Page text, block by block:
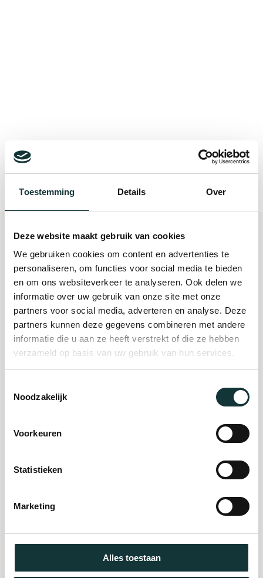
Toestemming Details Over
Deze website maakt gebruik van cookies
We gebruiken cookies om content en advertenties te
personaliseren, om functies voor social media te bieden
en om ons websiteverkeer te analyseren. Ook delen we
informatie over uw gebruik van onze site met onze
partners voor social media, adverteren en analyse. Deze
partners kunnen deze gegevens combineren met andere
informatie die u aan ze heeft verstrekt of die ze hebben
verzameld op basis van uw gebruik van hun services.
Noodzakelijk
Voorkeuren
Statistieken
Marketing
Alles toestaan
Bekijk alle blogberichten
Plan je bezoek
Evenement
organiseren
Steun ons
Auditie
De Pieterskerk als
Onderhoud &